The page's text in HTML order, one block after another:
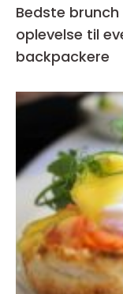
Bedste
oplevelse til
backpackere